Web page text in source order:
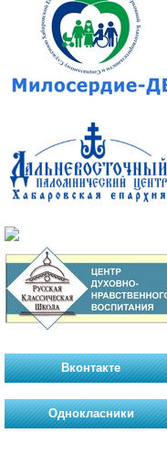
Вконтакте
Однокласники